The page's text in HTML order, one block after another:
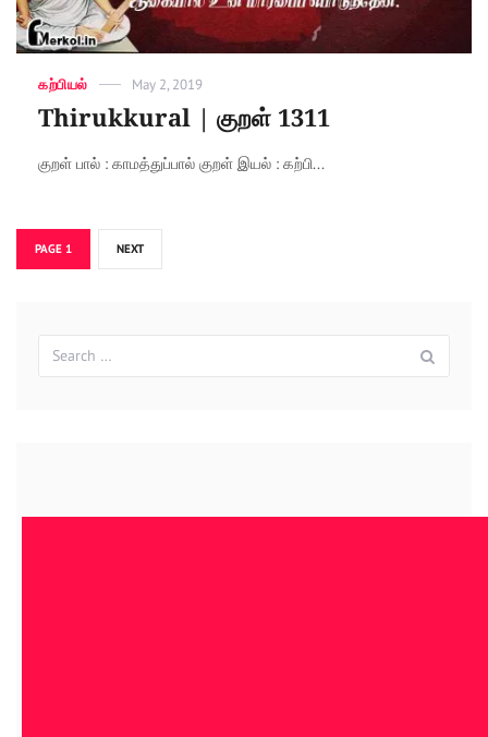
Categories
கற்பியல்
Posted
May 2, 2019
Thirukkural | குறள் 1311
குறள் பால் : காமத்துப்பால் குறள் இயல் : கற்பி...
Posts
navigation
PAGE 1 NEXT
for: